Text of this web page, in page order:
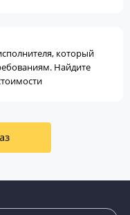
который
Найдите